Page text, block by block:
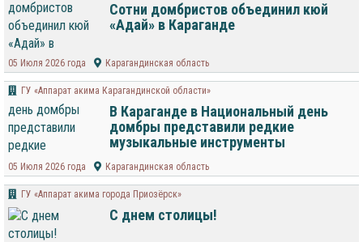
Сотни домбристов объединил кюй
«Адай» в Караганде
05 Июля 2026 года Карагандинская область
ГУ «Аппарат акима Карагандинской области»
В Караганде в Национальный день
домбры представили редкие
музыкальные инструменты
05 Июля 2026 года Карагандинская область
ГУ «Аппарат акима города Приозёрск»
С днем столицы!